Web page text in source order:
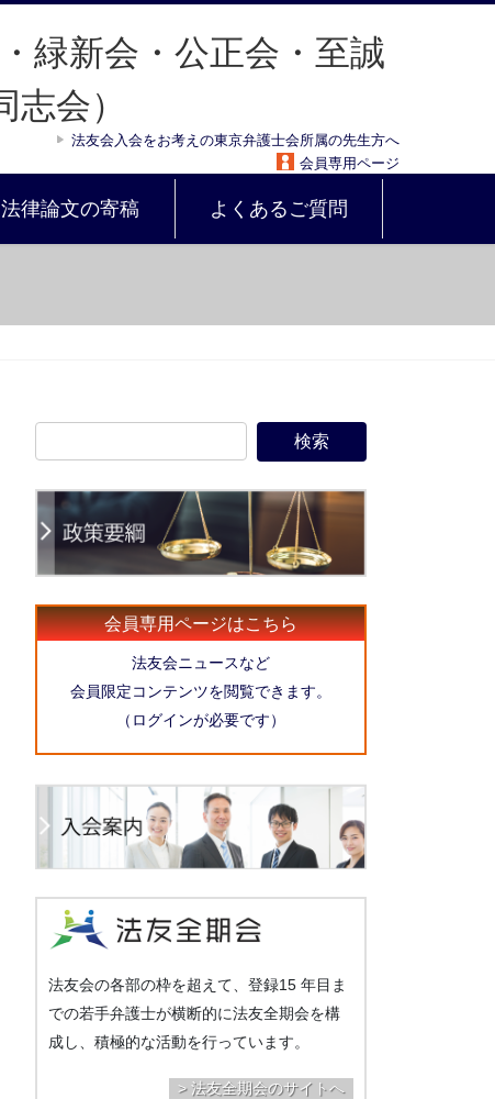
法友会入会をお考えの東京弁護士会所属の先生方へ
会員専用ページ
法律論文の寄稿 よくあるご質問
会員専用ページはこちら
法友会ニュースなど
会員限定コンテンツを閲覧できます。
（ログインが必要です）
法友会の各部の枠を超えて、登録15 年目ま
での若手弁護士が横断的に法友全期会を構
成し、積極的な活動を行っています。
> 法友全期会のサイトへ